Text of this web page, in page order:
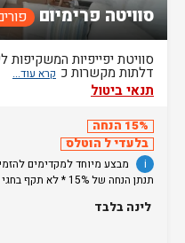
סוויטה פרימיום
סוויטת יפייפיות
דלתות מקשרות כ
תנאי ביטול
15% הנחה
בלעדי ל הוטלס
i
תנתן הנחה של 15%
לינה בלבד